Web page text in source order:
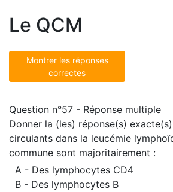
Le QCM
Montrer les réponses
correctes
Question n°57 - Réponse multiple
Donner la (les) réponse(s)
circulants dans la leucémie
commune sont majoritairement :
A - Des lymphocytes CD4
B - Des lymphocytes B